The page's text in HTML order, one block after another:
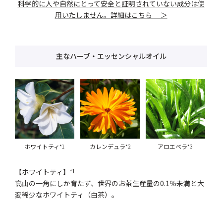
科学的に人や自然にとって安全と証明されていない成分は使
用いたしません。詳細はこちら ＞
主なハーブ・エッセンシャルオイル
ホワイトティ*1 カレンデュラ*2 アロエベラ*3
【ホワイトティ】*1
高山の一角にしか育たず、世界のお茶生産量の0.1％未満と大
変稀少なホワイトティ（白茶）。